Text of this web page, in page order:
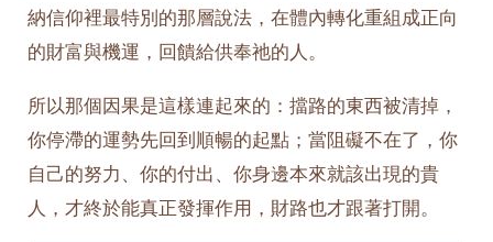
納信仰裡最特別的那層說法，在體內轉化重組成正向
的財富與機運，回饋給供奉祂的人。
所以那個因果是這樣連起來的：擋路的東西被清掉，
你停滯的運勢先回到順暢的起點；當阻礙不在了，你
自己的努力、你的付出、你身邊本來就該出現的貴
人，才終於能真正發揮作用，財路也才跟著打開。